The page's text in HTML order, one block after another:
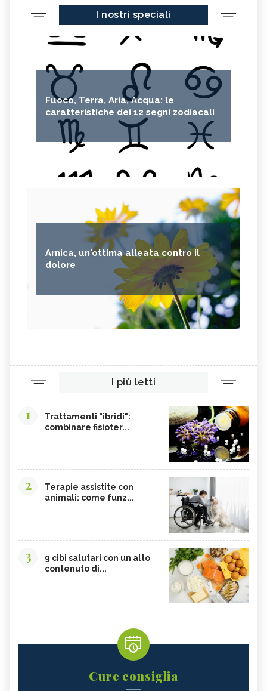
I nostri speciali
Fuoco, Terra, Aria, Acqua: le
caratteristiche dei 12 segni zodiacali
Arnica, un'ottima alleata contro il
dolore
I più letti
1
Trattamenti "ibridi":
combinare fisioter...
2
Terapie assistite con
animali: come funz...
3
9 cibi salutari con un alto
contenuto di...
Cure consiglia